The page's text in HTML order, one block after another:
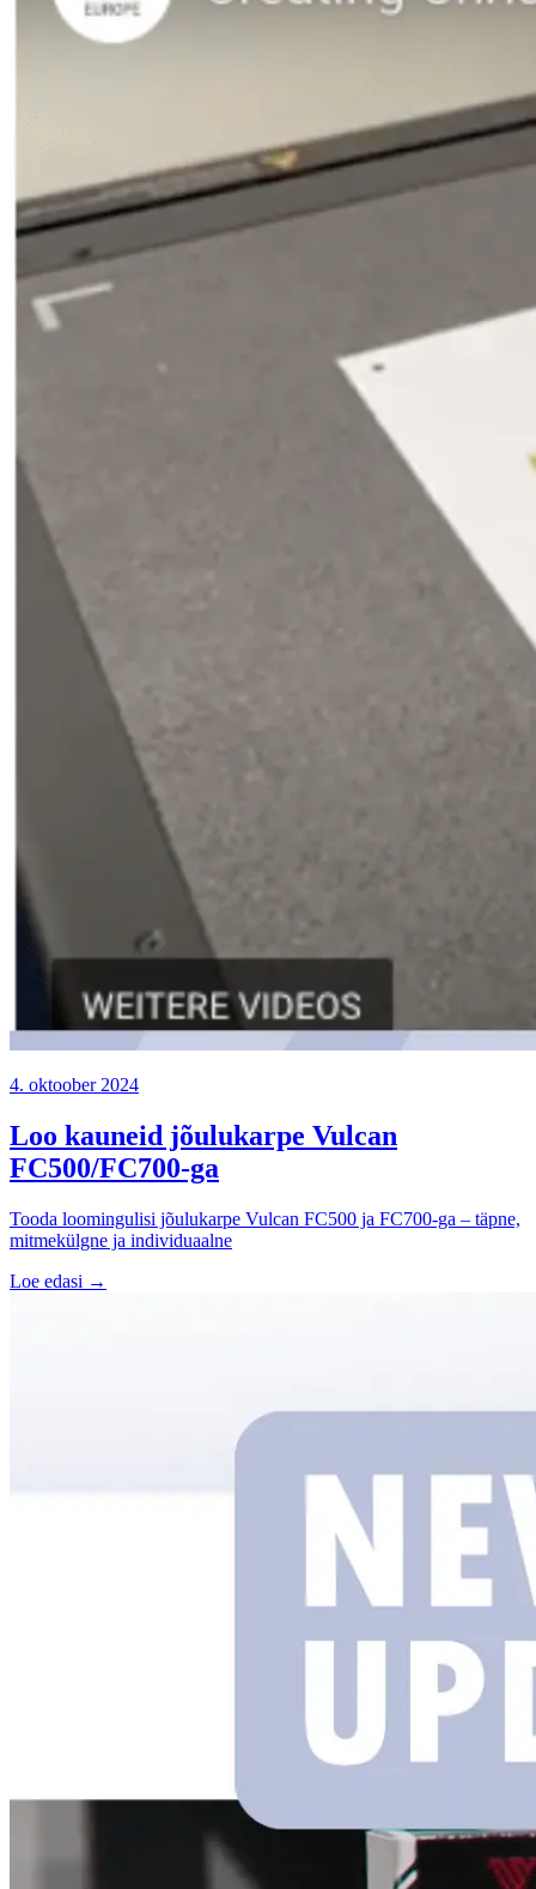
4. oktoober 2024
Loo kauneid jõulukarpe Vulcan
FC500/FC700-ga
Tooda loomingulisi jõulukarpe Vulcan FC500 ja FC700-ga – täpne,
mitmekülgne ja individuaalne
Loe edasi →